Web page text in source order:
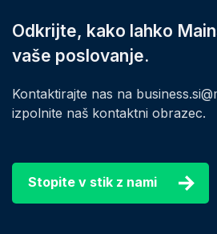
Odkrijte, kako lahko
vaše poslovanje.
Kontaktirajte nas na
izpolnite naš kontaktni obrazec.
Stopite v stik z nami